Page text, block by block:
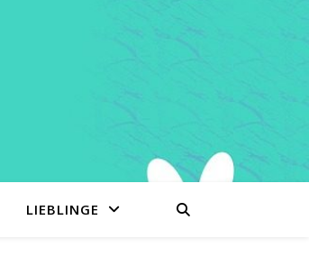
LIEBLINGE